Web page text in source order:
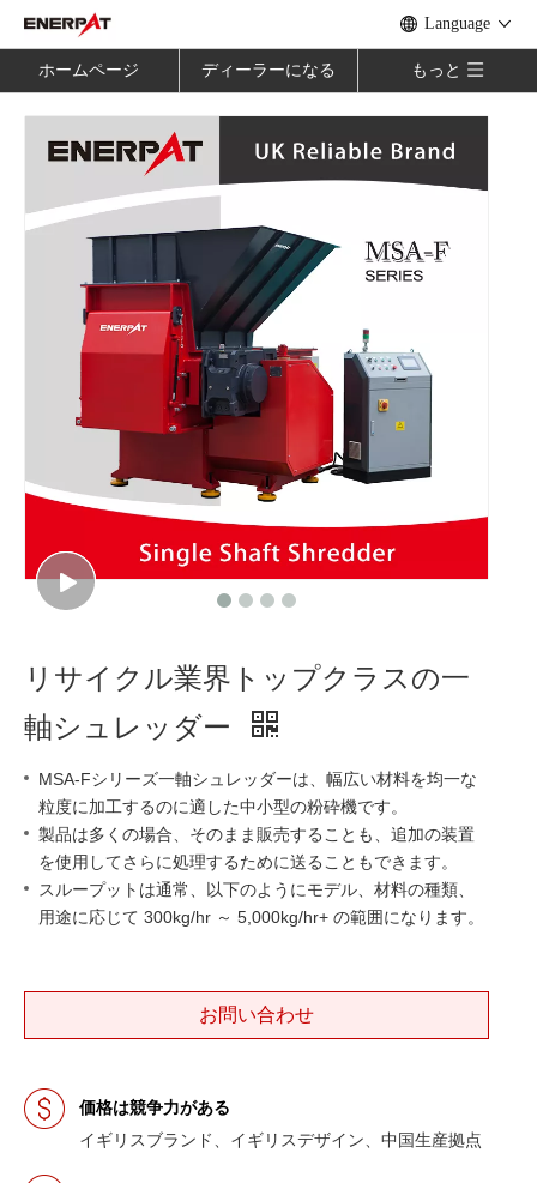
Language
ホームページ ディーラーになる もっと
リサイクル業界トップクラスの一
軸シュレッダー
MSA-Fシリーズ一軸シュレッダーは、幅広い材料を均一な
粒度に加工するのに適した中小型の粉砕機です。
製品は多くの場合、そのまま販売することも、追加の装置
を使用してさらに処理するために送ることもできます。
スループットは通常、以下のようにモデル、材料の種類、
用途に応じて 300kg/hr ～ 5,000kg/hr+ の範囲になります。
お問い合わせ
価格は競争力がある
イギリスブランド、イギリスデザイン、中国生産拠点